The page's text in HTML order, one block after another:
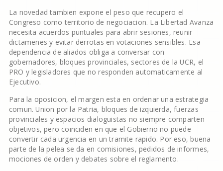
La novedad tambien expone el peso que recupero el
Congreso como territorio de negociacion. La Libertad Avanza
necesita acuerdos puntuales para abrir sesiones, reunir
dictamenes y evitar derrotas en votaciones sensibles. Esa
dependencia de aliados obliga a conversar con
gobernadores, bloques provinciales, sectores de la UCR, el
PRO y legisladores que no responden automaticamente al
Ejecutivo.
Para la oposicion, el margen esta en ordenar una estrategia
comun. Union por la Patria, bloques de izquierda, fuerzas
provinciales y espacios dialoguistas no siempre comparten
objetivos, pero coinciden en que el Gobierno no puede
convertir cada urgencia en un tramite rapido. Por eso, buena
parte de la pelea se da en comisiones, pedidos de informes,
mociones de orden y debates sobre el reglamento.